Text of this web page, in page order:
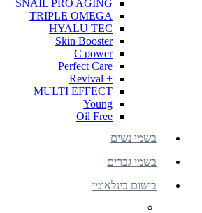
SNAIL PRO AGING
TRIPLE OMEGA
HYALU TEC
Skin Booster
C power
Perfect Care
+ Revival
MULTI EFFECT
Young
Oil Free
בשמי נשים
בשמי גברים
בישום בינלאומי